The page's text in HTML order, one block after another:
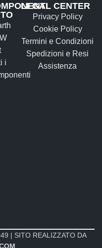
i
LEGAL CENTER
Privacy Policy
Cookie Policy
Termini e Condizioni
Spedizioni e Resi
Assistenza
| SITO REALIZZATO DA